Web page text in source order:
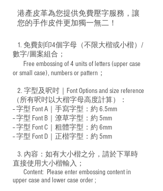
港產皮革為您提供免費壓字服務，讓
您的手作皮件更加獨一無二！
1. 免費刻印4個字母（不限大楷或小楷）/
數字/圖案組合；
Free embossing of 4 units of letters (upper case
or small case), numbers or pattern；
2. 字型及呎吋｜ Font Options and size reference
（所有呎吋以大楷字母高度計算）：
-- 字型 Font A｜手寫字型：約 6.5mm
-- 字型 Font B｜潦草字型： 約 5mm
-- 字型 Font C｜粗體字型：約 6mm
-- 字型 Font D｜正楷字型： 約 5mm
3. 內容：如有大小楷之分，請於下單時
直接使用大小楷輸入；
​ Content: Please enter embossing content in
upper case and lower case order ;